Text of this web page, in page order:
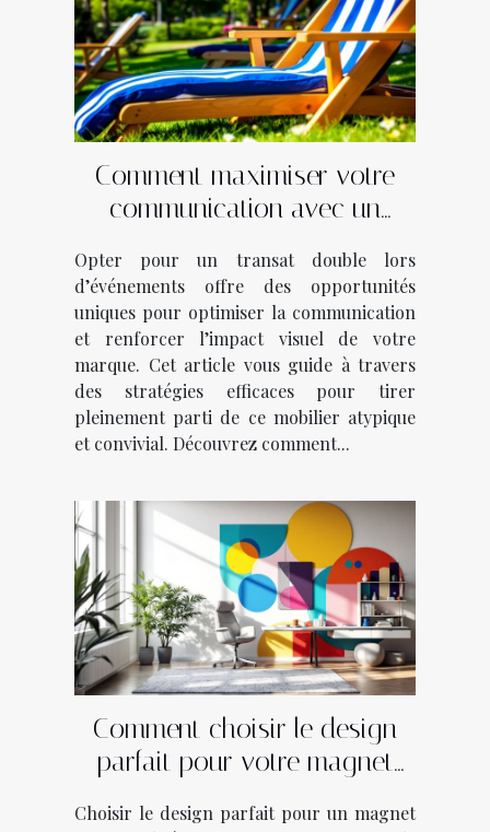
Comment maximiser votre
communication avec un
d’événements ?
Opter pour un transat double lors
d’événements offre des opportunités
uniques pour optimiser la communication
et renforcer l’impact visuel de votre
marque. Cet article vous guide à travers
des stratégies efficaces pour tirer
pleinement parti de ce mobilier atypique
et convivial. Découvrez comment...
Comment choisir le design
parfait pour votre magnet
Choisir le design parfait pour un magnet